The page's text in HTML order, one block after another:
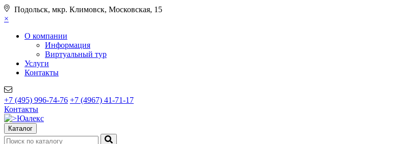
Подольск, мкр. Климовск, Московская, 15
×
О компании
Информация
Виртуальный тур
Услуги
Контакты
+7 (495) 996-74-76 +7 (4967) 41-71-17
Контакты
Каталог